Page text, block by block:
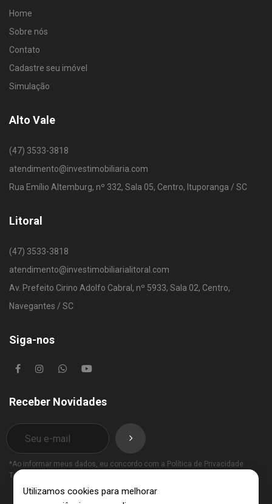
Home
Sobre nós
Contato
Cadastre seu imóvel
Simulação
Alto Vale
(47) 3533-3818
atendimento@investimobiliaria.com
Rua Emílio Altemburg, nº 332, Sala 05, Centro, Ituporanga / SC
Litoral
(47) 3533-3818
atendimento@investimobiliarialitoral.com
Av. Prefeito Cirino Adolfo Cabral, nº 5933, Sala 02, Centro,
Navegantes / SC
Siga-nos
Receber Novidades
*Ao informar meus dados, eu concordo com a Política de Privacidade
Termos de Uso
Utilizamos cookies para melhorar